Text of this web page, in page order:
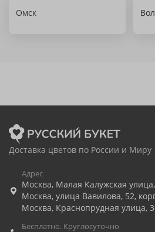
Омск
Доставка цветов по России и Миру
Адрес
Москва, Малая Калужская
Москва, улица Вавилова, 52,
Москва, Краснопрудная улица,
Бесплатно. Круглосуточно